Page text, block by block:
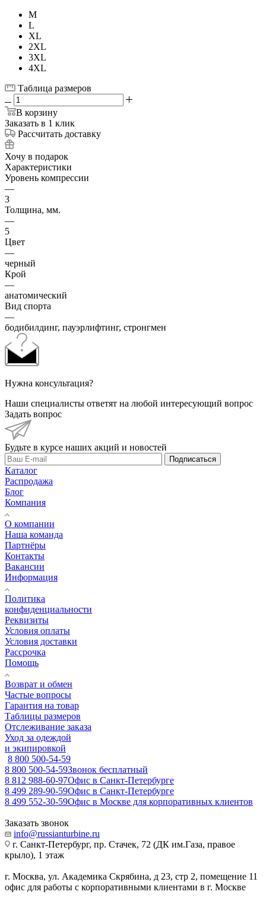
M
L
XL
2XL
3XL
4XL
Таблица размеров
В корзину
Заказать в 1 клик
Рассчитать доставку
Хочу в подарок
Характеристики
Уровень компрессии
—
3
Толщина, мм.
—
5
Цвет
—
черный
Крой
—
анатомический
Вид спорта
—
бодибилдинг, пауэрлифтинг, стронгмен
Нужна консультация?
Наши специалисты ответят на любой интересующий вопрос
Задать вопрос
Будьте в курсе наших акций и новостей
Подписаться
Каталог
Распродажа
Блог
Компания
О компании
Наша команда
Партнёры
Контакты
Вакансии
Информация
Политика
конфиденциальности
Реквизиты
Условия оплаты
Условия доставки
Рассрочка
Помощь
Возврат и обмен
Частые вопросы
Гарантия на товар
Таблицы размеров
Отслеживание заказа
Уход за одеждой
и экипировкой
8 800 500-54-59
8 800 500-54-59Звонок бесплатный
8 812 988-60-97Офис в Санкт-Петербурге
8 499 289-90-59Офис в Санкт-Петербурге
8 499 552-30-59Офис в Москве для корпоративных клиентов
Заказать звонок
info@russianturbine.ru
г. Санкт-Петербург, пр. Стачек, 72 (ДК им.Газа, правое
крыло), 1 этаж
г. Москва, ул. Академика Скрябина, д 23, стр 2, помещение 11
офис для работы с корпоративными клиентами в г. Москве